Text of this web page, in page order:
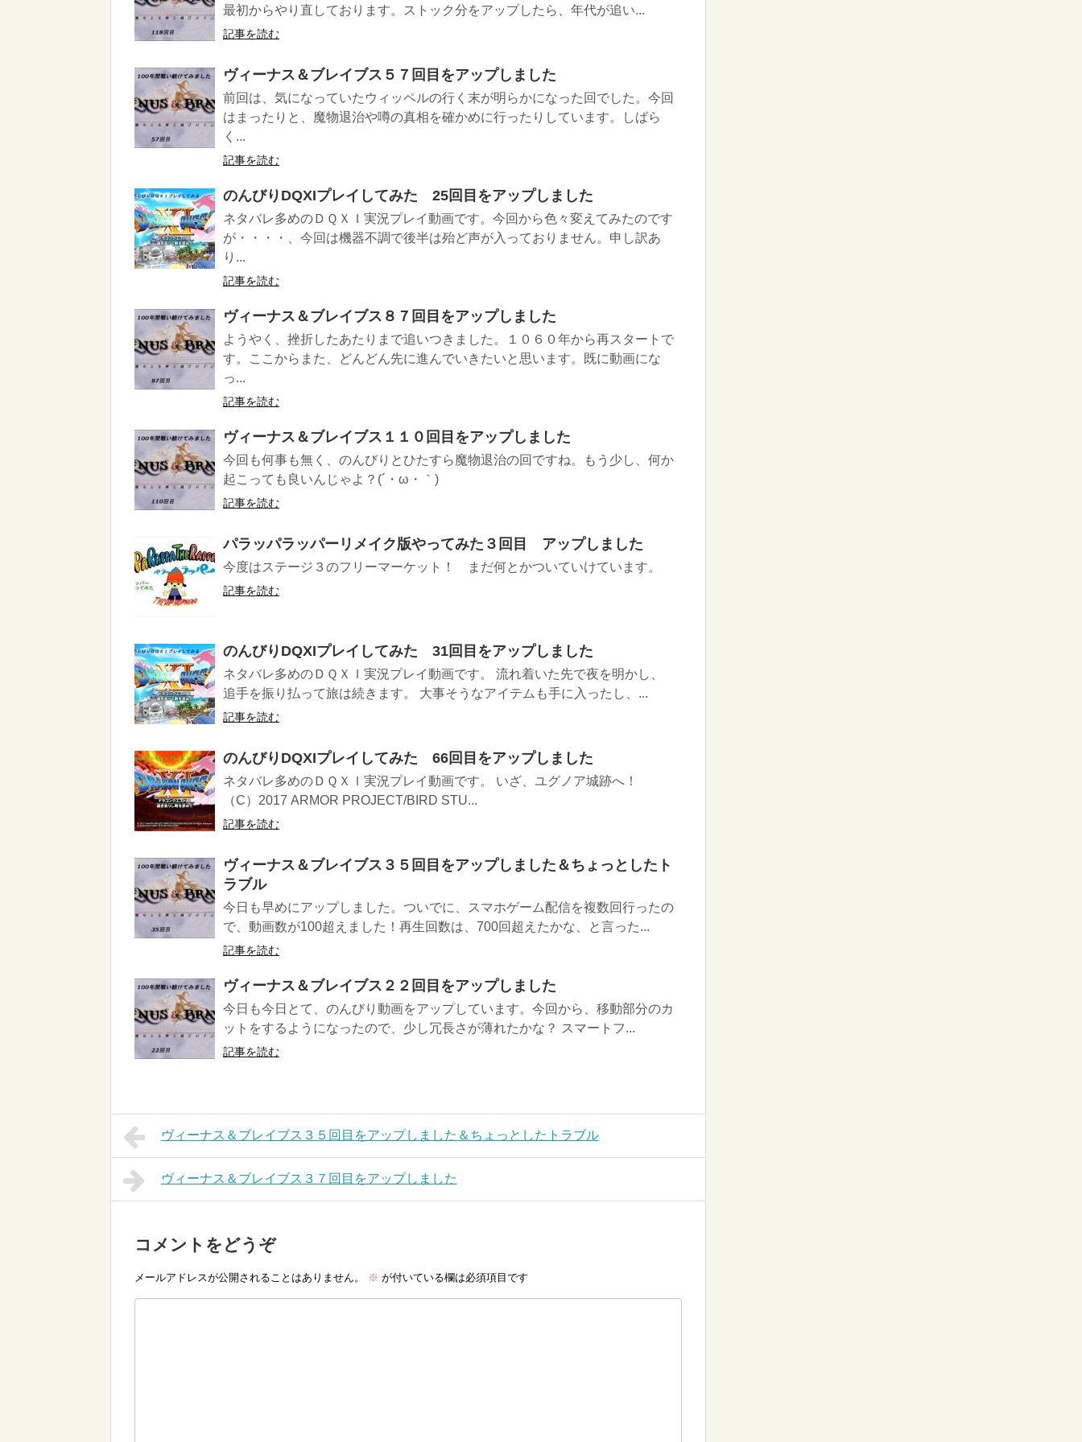
最初からやり直しております。ストック分をアップしたら、年代が追い...
記事を読む
ヴィーナス＆ブレイブス５７回目をアップしました
前回は、気になっていたウィッペルの行く末が明らかになった回でした。今回
はまったりと、魔物退治や噂の真相を確かめに行ったりしています。しばら
く...
記事を読む
のんびりDQXIプレイしてみた 25回目をアップしました
ネタバレ多めのＤＱＸＩ実況プレイ動画です。今回から色々変えてみたのです
が・・・・、今回は機器不調で後半は殆ど声が入っておりません。申し訳あ
り...
記事を読む
ヴィーナス＆ブレイブス８７回目をアップしました
ようやく、挫折したあたりまで追いつきました。１０６０年から再スタートで
す。ここからまた、どんどん先に進んでいきたいと思います。既に動画にな
っ...
記事を読む
ヴィーナス＆ブレイブス１１０回目をアップしました
今回も何事も無く、のんびりとひたすら魔物退治の回ですね。もう少し、何か
起こっても良いんじゃよ？(´・ω・｀)
記事を読む
パラッパラッパーリメイク版やってみた３回目 アップしました
今度はステージ３のフリーマーケット！ まだ何とかついていけています。
記事を読む
のんびりDQXIプレイしてみた 31回目をアップしました
ネタバレ多めのＤＱＸＩ実況プレイ動画です。 流れ着いた先で夜を明かし、
追手を振り払って旅は続きます。 大事そうなアイテムも手に入ったし、...
記事を読む
のんびりDQXIプレイしてみた 66回目をアップしました
ネタバレ多めのＤＱＸＩ実況プレイ動画です。 いざ、ユグノア城跡へ！
（C）2017 ARMOR PROJECT/BIRD STU...
記事を読む
ヴィーナス＆ブレイブス３５回目をアップしました＆ちょっとしたト
ラブル
今日も早めにアップしました。ついでに、スマホゲーム配信を複数回行ったの
で、動画数が100超えました！再生回数は、700回超えたかな、と言った...
記事を読む
ヴィーナス＆ブレイブス２２回目をアップしました
今日も今日とて、のんびり動画をアップしています。今回から、移動部分のカ
ットをするようになったので、少し冗長さが薄れたかな？ スマートフ...
記事を読む
ヴィーナス＆ブレイブス３５回目をアップしました＆ちょっとしたトラブル
ヴィーナス＆ブレイブス３７回目をアップしました
コメントをどうぞ
メールアドレスが公開されることはありません。 ※ が付いている欄は必須項目です